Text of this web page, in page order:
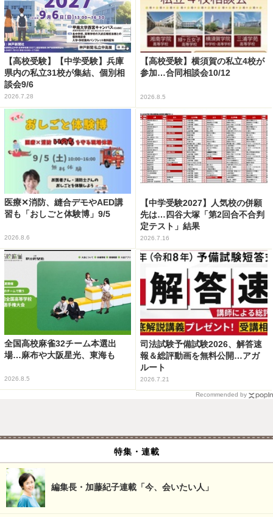
【高校受験】【中学受験】兵庫
県内の私立31校が集結、個別相
談会9/6
2026.7.28
【高校受験】横須賀の私立4校が
参加…合同相談会10/12
2026.8.5
医療✕消防、縫合デモやAED講
習も「おしごと体験博」9/5
2026.8.6
【中学受験2027】人気校の併願
先は…四谷大塚「第2回合不合判
定テスト」結果
2026.7.16
全国高校麻雀32チーム本選出
場…麻布や大阪星光、東海も
2026.8.5
司法試験予備試験2026、解答速
報＆総評動画を無料公開…アガ
ルート
2026.7.21
Recommended by
特集・連載
編集長・加藤紀子連載「今、会いたい人」